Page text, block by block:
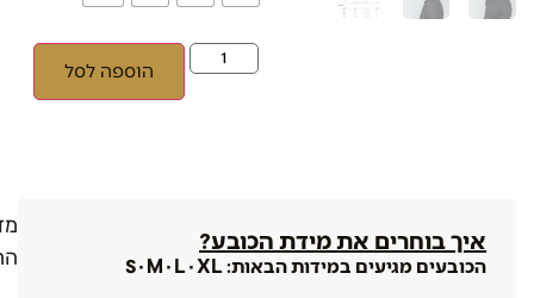
הוספה לסל
איך בוחרים את מידת הכובע?
הכובעים מגיעים במידות הבאות: S · M · L · XL